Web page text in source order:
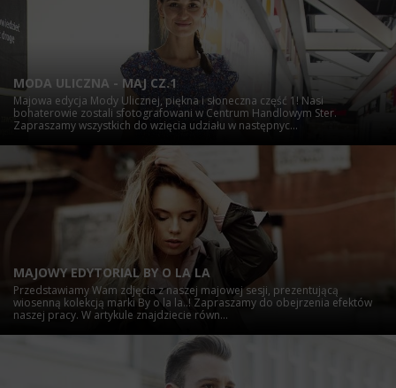
MODA ULICZNA - MAJ CZ.1
Majowa edycja Mody Ulicznej, piękna i słoneczna część 1! Nasi
bohaterowie zostali sfotografowani w Centrum Handlowym Ster.
Zapraszamy wszystkich do wzięcia udziału w następnyc...
MAJOWY EDYTORIAL BY O LA LA
Przedstawiamy Wam zdjęcia z naszej majowej sesji, prezentującą
wiosenną kolekcją marki By o la la..! Zapraszamy do obejrzenia efektów
naszej pracy. W artykule znajdziecie równ...